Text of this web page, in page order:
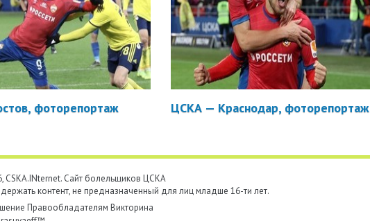
фоторепортаж ЦСКА — Краснодар, фоторепортаж
CSKA.INternet. Cайт болельщиков ЦСКА
контент, не предназначенный для лиц младше 16-ти лет.
Правообладателям Викторина